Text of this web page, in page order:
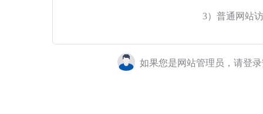
3）普通网站
如果您是网站管理员，请登